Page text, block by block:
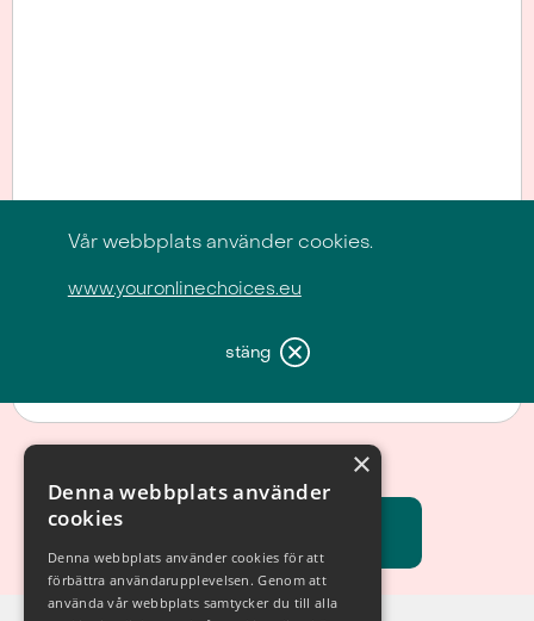
Vår webbplats använder cookies.
www.youronlinechoices.eu
stäng
×
Denna webbplats använder
cookies
Denna webbplats använder cookies för att
förbättra användarupplevelsen. Genom att
använda vår webbplats samtycker du till alla